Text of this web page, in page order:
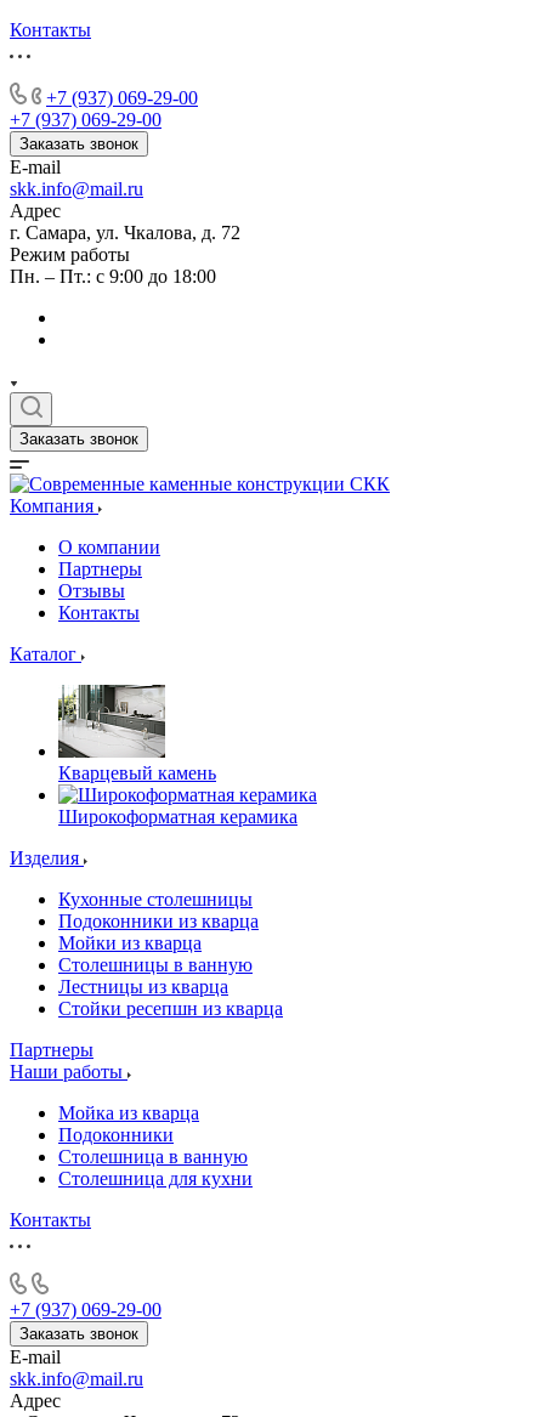
Контакты
+7 (937) 069-29-00
+7 (937) 069-29-00
Заказать звонок
E-mail
skk.info@mail.ru
Адрес
г. Самара, ул. Чкалова, д. 72
Режим работы
Пн. – Пт.: с 9:00 до 18:00
Заказать звонок
Компания
О компании
Партнеры
Отзывы
Контакты
Каталог
Кварцевый камень
Широкоформатная керамика
Изделия
Кухонные столешницы
Подоконники из кварца
Мойки из кварца
Столешницы в ванную
Лестницы из кварца
Стойки ресепшн из кварца
Партнеры
Наши работы
Мойка из кварца
Подоконники
Столешница в ванную
Столешница для кухни
Контакты
+7 (937) 069-29-00
Заказать звонок
E-mail
skk.info@mail.ru
Адрес